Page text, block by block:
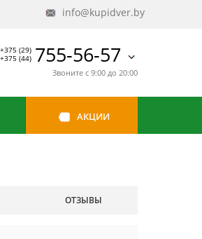
info@kupidver.by
+375 (29)
+375 (44) 755-56-57
Звоните с 9:00 до 20:00
АКЦИИ
ОТЗЫВЫ